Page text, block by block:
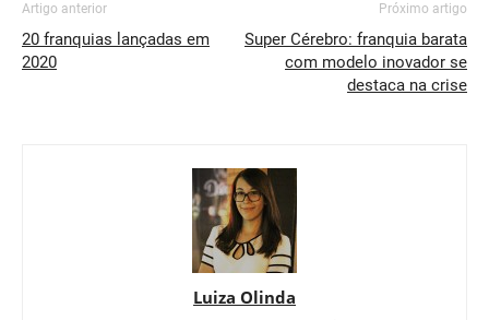
Artigo anterior
20 franquias lançadas em
2020
Próximo artigo
Super Cérebro: franquia barata
com modelo inovador se
destaca na crise
Luiza Olinda